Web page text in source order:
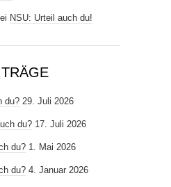
NSU: Urteil auch du!
du? 29. Juli 2026
du? 17. Juli 2026
du? 1. Mai 2026
du? 4. Januar 2026